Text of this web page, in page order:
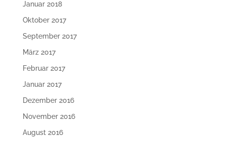
Januar 2018
Oktober 2017
September 2017
März 2017
Februar 2017
Januar 2017
Dezember 2016
November 2016
August 2016